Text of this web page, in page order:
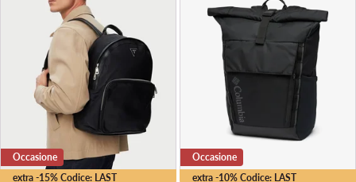
extra -15% Codice: LAST
Occasione
extra -10% Codice: LAST
Occasione